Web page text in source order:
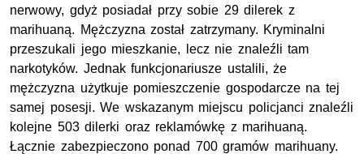
nerwowy, gdyż posiadał przy sobie 29 dilerek z
marihuaną. Mężczyzna został zatrzymany. Kryminalni
przeszukali jego mieszkanie, lecz nie znaleźli tam
narkotyków. Jednak funkcjonariusze ustalili, że
mężczyzna użytkuje pomieszczenie gospodarcze na tej
samej posesji. We wskazanym miejscu policjanci znaleźli
kolejne 503 dilerki oraz reklamówkę z marihuaną.
Łącznie zabezpieczono ponad 700 gramów marihuany.